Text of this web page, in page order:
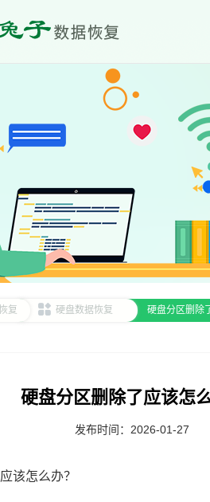
复 硬盘数据恢复 硬盘分区删除
硬盘分区删除了应该怎
发布时间：2026-01-27
该怎么办？